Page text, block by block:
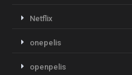
Netflix
onepelis
openpelis